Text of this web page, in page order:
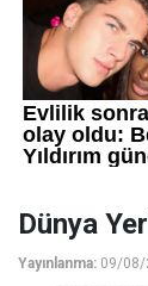
Dünya
Yayınlanma: 09/08/